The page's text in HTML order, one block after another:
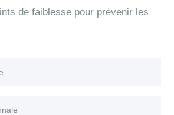
de faiblesse pour prévenir les